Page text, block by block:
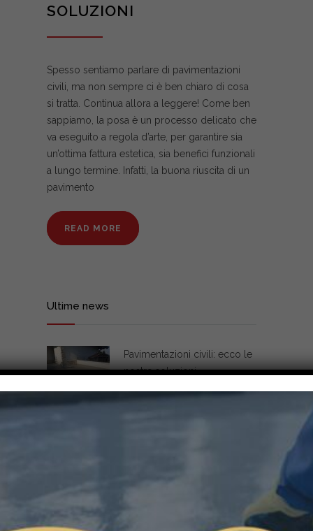
SOLUZIONI
Spesso sentiamo parlare di pavimentazioni
civili, ma non sempre ci è ben chiaro di cosa
si tratta. Continua allora a leggere! Come ben
sappiamo, la posa è un processo delicato che
va eseguito a regola d’arte, per garantire sia
un’ottima fattura estetica, sia benefici funzionali
a lungo termine. Infatti, la buona riuscita di un
pavimento
READ MORE
Ultime news
Pavimentazioni civili: ecco le
nostre soluzioni
CERTIFICATO HACCP
LINATE AEREOPORTO MICROCEMENTI